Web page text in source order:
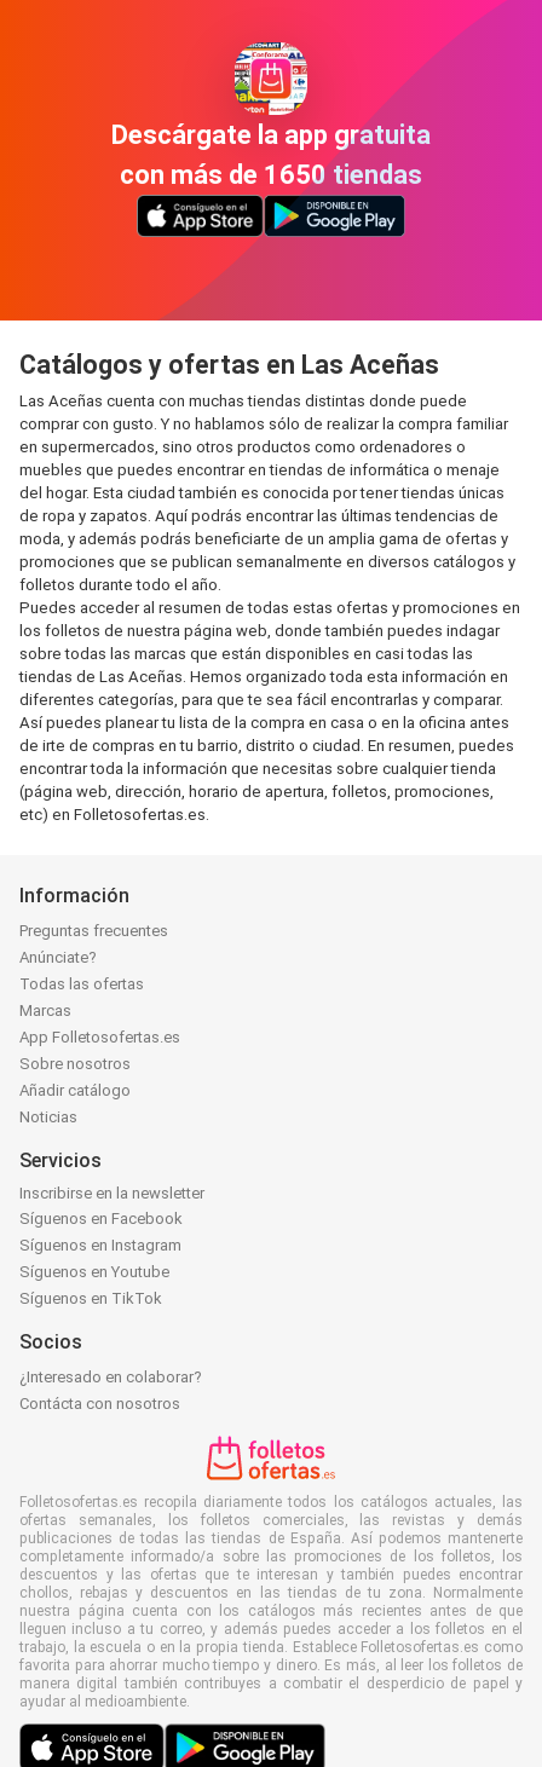
Descárgate la app gratuita
con más de 1650 tiendas
Catálogos y ofertas en Las Aceñas
Las Aceñas cuenta con muchas tiendas distintas donde puede
comprar con gusto. Y no hablamos sólo de realizar la compra familiar
en supermercados, sino otros productos como ordenadores o
muebles que puedes encontrar en tiendas de informática o menaje
del hogar. Esta ciudad también es conocida por tener tiendas únicas
de ropa y zapatos. Aquí podrás encontrar las últimas tendencias de
moda, y además podrás beneficiarte de un amplia gama de ofertas y
promociones que se publican semanalmente en diversos catálogos y
folletos durante todo el año.
Puedes acceder al resumen de todas estas ofertas y promociones en
los folletos de nuestra página web, donde también puedes indagar
sobre todas las marcas que están disponibles en casi todas las
tiendas de Las Aceñas. Hemos organizado toda esta información en
diferentes categorías, para que te sea fácil encontrarlas y comparar.
Así puedes planear tu lista de la compra en casa o en la oficina antes
de irte de compras en tu barrio, distrito o ciudad. En resumen, puedes
encontrar toda la información que necesitas sobre cualquier tienda
(página web, dirección, horario de apertura, folletos, promociones,
etc) en Folletosofertas.es.
Información
Preguntas frecuentes
Anúnciate?
Todas las ofertas
Marcas
App Folletosofertas.es
Sobre nosotros
Añadir catálogo
Noticias
Servicios
Inscribirse en la newsletter
Síguenos en Facebook
Síguenos en Instagram
Síguenos en Youtube
Síguenos en TikTok
Socios
¿Interesado en colaborar?
Contácta con nosotros
Folletosofertas.es recopila diariamente todos los catálogos actuales, las
ofertas semanales, los folletos comerciales, las revistas y demás
publicaciones de todas las tiendas de España. Así podemos mantenerte
completamente informado/a sobre las promociones de los folletos, los
descuentos y las ofertas que te interesan y también puedes encontrar
chollos, rebajas y descuentos en las tiendas de tu zona. Normalmente
nuestra página cuenta con los catálogos más recientes antes de que
lleguen incluso a tu correo, y además puedes acceder a los folletos en el
trabajo, la escuela o en la propia tienda. Establece Folletosofertas.es como
favorita para ahorrar mucho tiempo y dinero. Es más, al leer los folletos de
manera digital también contribuyes a combatir el desperdicio de papel y
ayudar al medioambiente.